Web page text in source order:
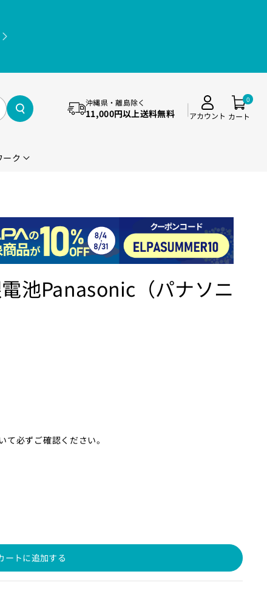
沖縄県・離島除く
11,000円以上送料無料 アカウント カート
0
ーク
池Panasonic（パナソニ
て必ずご確認ください。
ートに追加する